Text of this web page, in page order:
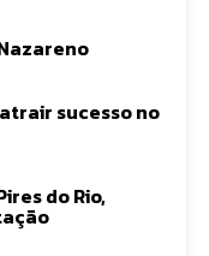
sucesso no
do Rio,